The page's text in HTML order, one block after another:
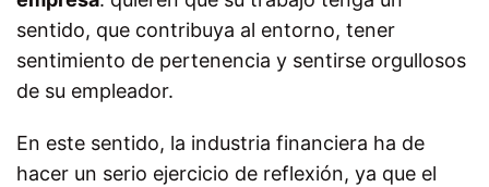
sentido, que contribuya al entorno, tener
sentimiento de pertenencia y sentirse orgullosos
de su empleador.
En este sentido, la industria financiera ha de
hacer un serio ejercicio de reflexión, ya que el